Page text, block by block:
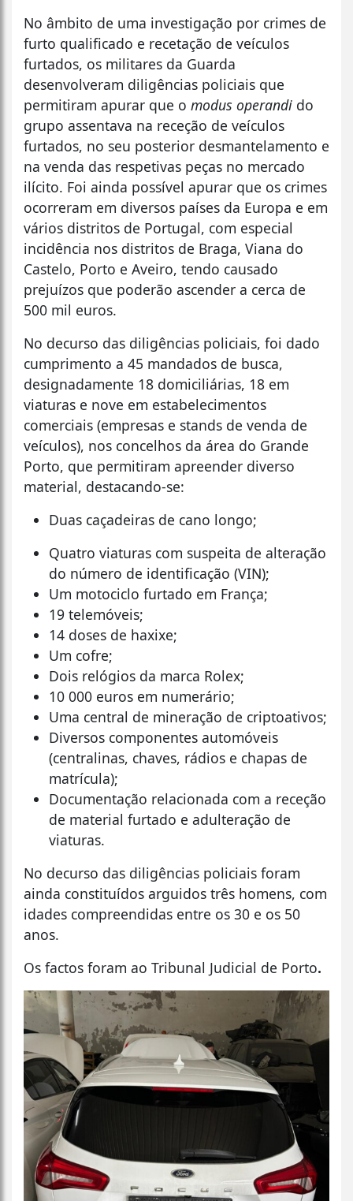
No âmbito de uma investigação por crimes de
furto qualificado e recetação de veículos
furtados, os militares da Guarda
desenvolveram diligências policiais que
permitiram apurar que o modus operandi do
grupo assentava na receção de veículos
furtados, no seu posterior desmantelamento e
na venda das respetivas peças no mercado
ilícito. Foi ainda possível apurar que os crimes
ocorreram em diversos países da Europa e em
vários distritos de Portugal, com especial
incidência nos distritos de Braga, Viana do
Castelo, Porto e Aveiro, tendo causado
prejuízos que poderão ascender a cerca de
500 mil euros.
No decurso das diligências policiais, foi dado
cumprimento a 45 mandados de busca,
designadamente 18 domiciliárias, 18 em
viaturas e nove em estabelecimentos
comerciais (empresas e stands de venda de
veículos), nos concelhos da área do Grande
Porto, que permitiram apreender diverso
material, destacando-se:
Duas caçadeiras de cano longo;
Quatro viaturas com suspeita de alteração
do número de identificação (VIN);
Um motociclo furtado em França;
19 telemóveis;
14 doses de haxixe;
Um cofre;
Dois relógios da marca Rolex;
10 000 euros em numerário;
Uma central de mineração de criptoativos;
Diversos componentes automóveis
(centralinas, chaves, rádios e chapas de
matrícula);
Documentação relacionada com a receção
de material furtado e adulteração de
viaturas.
No decurso das diligências policiais foram
ainda constituídos arguidos três homens, com
idades compreendidas entre os 30 e os 50
anos.
Os factos foram ao Tribunal Judicial de Porto.